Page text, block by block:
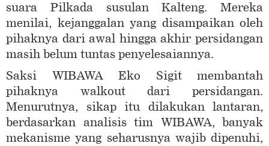
suara Pilkada susulan Kalteng. Mereka
menilai, kejanggalan yang disampaikan oleh
pihaknya dari awal hingga akhir persidangan
masih belum tuntas penyelesaiannya.
Saksi WIBAWA Eko Sigit membantah
pihaknya walkout dari persidangan.
Menurutnya, sikap itu dilakukan lantaran,
berdasarkan analisis tim WIBAWA, banyak
mekanisme yang seharusnya wajib dipenuhi,